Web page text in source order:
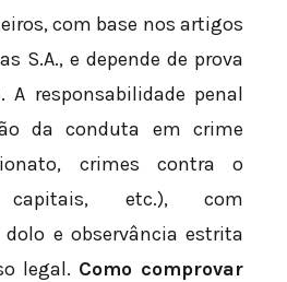
com base nos artigos
S.A., e depende de prova
responsabilidade penal
da conduta em crime
crimes contra o
etc.), com
e observância estrita
legal. Como comprovar